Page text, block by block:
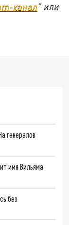
канал" или
генералов
имя Вильяма
без